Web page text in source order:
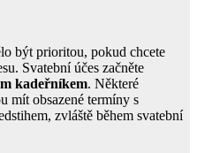
být prioritou, pokud chcete
Svatební účes začněte
kadeřníkem. Některé
mít obsazené termíny s
zvláště během svatební